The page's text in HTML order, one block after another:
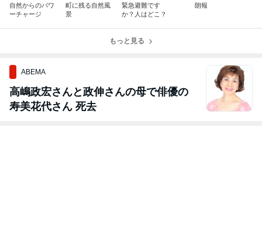
自然からのパワ
ーチャージ
町に残る自然風
景
緊急避難です
か？人はどこ？
朗報
もっと見る
ABEMA
高嶋政宏さんと政伸さんの母で俳優の
寿美花代さん 死去